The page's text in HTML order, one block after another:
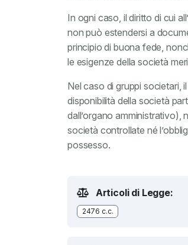
In ogni caso, il diritto di cui
non può estendersi a
principio di buona fede,
le esigenze della società
Nel caso di gruppi societari,
disponibilità della società
dall’organo amministrativo),
società controllate né
possesso.
Articoli di Legge:
2476 c.c.